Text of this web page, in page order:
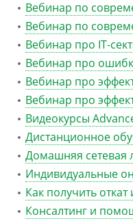
Вебинар по
Вебинар по
Вебинар про IT-
Вебинар про
Вебинар про
Вебинар про
Видеокурсы
Дистанционное
Домашняя сетевая
Индивидуальные
Как получить
Консалтинг и